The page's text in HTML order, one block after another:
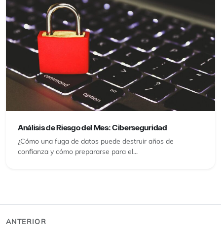
Análisis de Riesgo del Mes: Ciberseguridad
¿Cómo una fuga de datos puede destruir años de
confianza y cómo prepararse para el...
ANTERIOR